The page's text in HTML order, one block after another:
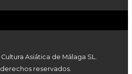
Asiática de Málaga SL.
reservados.